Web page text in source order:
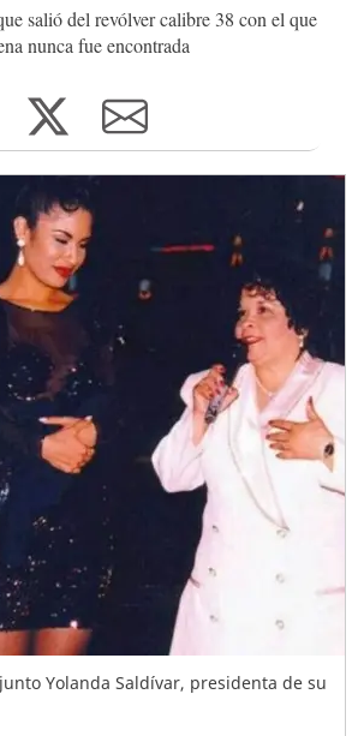
salió del revólver calibre 38 con el que
nunca fue encontrada
Yolanda Saldívar, presidenta de su